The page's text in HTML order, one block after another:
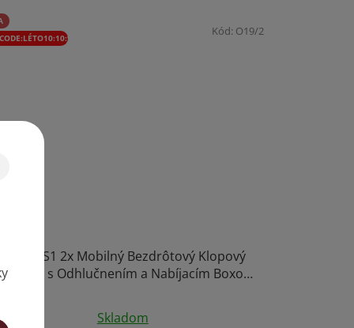
7Ryms S1 2x Mobilný Bezdrôtový Klopový
s Odhlučnením a Nabíjacím Boxom
Skladom
Kód: O19/2